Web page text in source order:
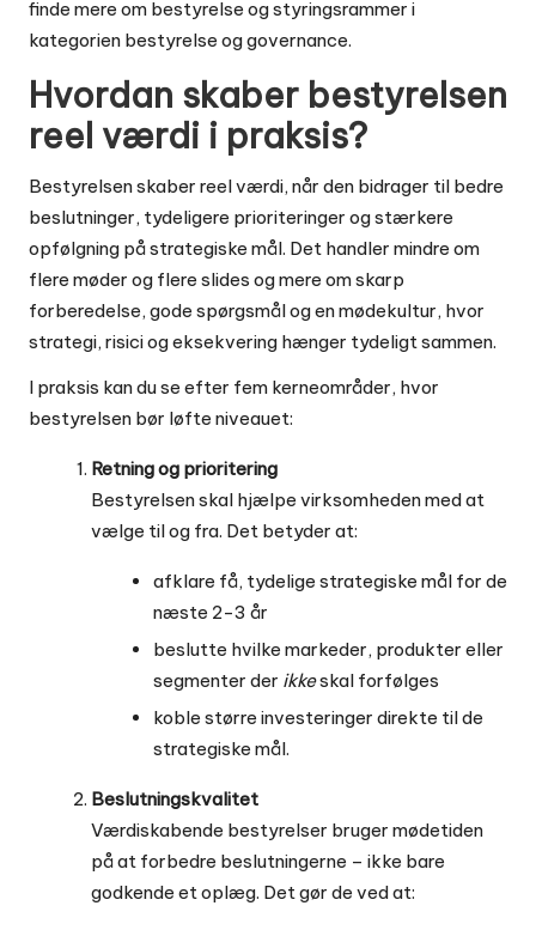
finde mere om bestyrelse og styringsrammer i
kategorien bestyrelse og governance.
Hvordan skaber bestyrelsen
reel værdi i praksis?
Bestyrelsen skaber reel værdi, når den bidrager til bedre
beslutninger, tydeligere prioriteringer og stærkere
opfølgning på strategiske mål. Det handler mindre om
flere møder og flere slides og mere om skarp
forberedelse, gode spørgsmål og en mødekultur, hvor
strategi, risici og eksekvering hænger tydeligt sammen.
I praksis kan du se efter fem kerneområder, hvor
bestyrelsen bør løfte niveauet:
Retning og prioritering
Bestyrelsen skal hjælpe virksomheden med at
vælge til og fra. Det betyder at:
afklare få, tydelige strategiske mål for de
næste 2-3 år
beslutte hvilke markeder, produkter eller
segmenter der ikkeskal forfølges
koble større investeringer direkte til de
strategiske mål.
Beslutningskvalitet
Værdiskabende bestyrelser bruger mødetiden
på at forbedre beslutningerne – ikke bare
godkende et oplæg. Det gør de ved at: